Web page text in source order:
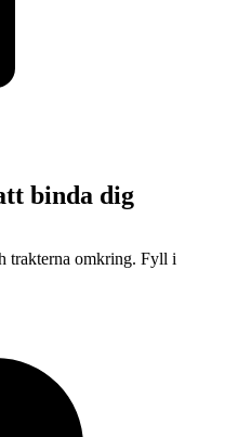
binda dig
trakterna omkring. Fyll i